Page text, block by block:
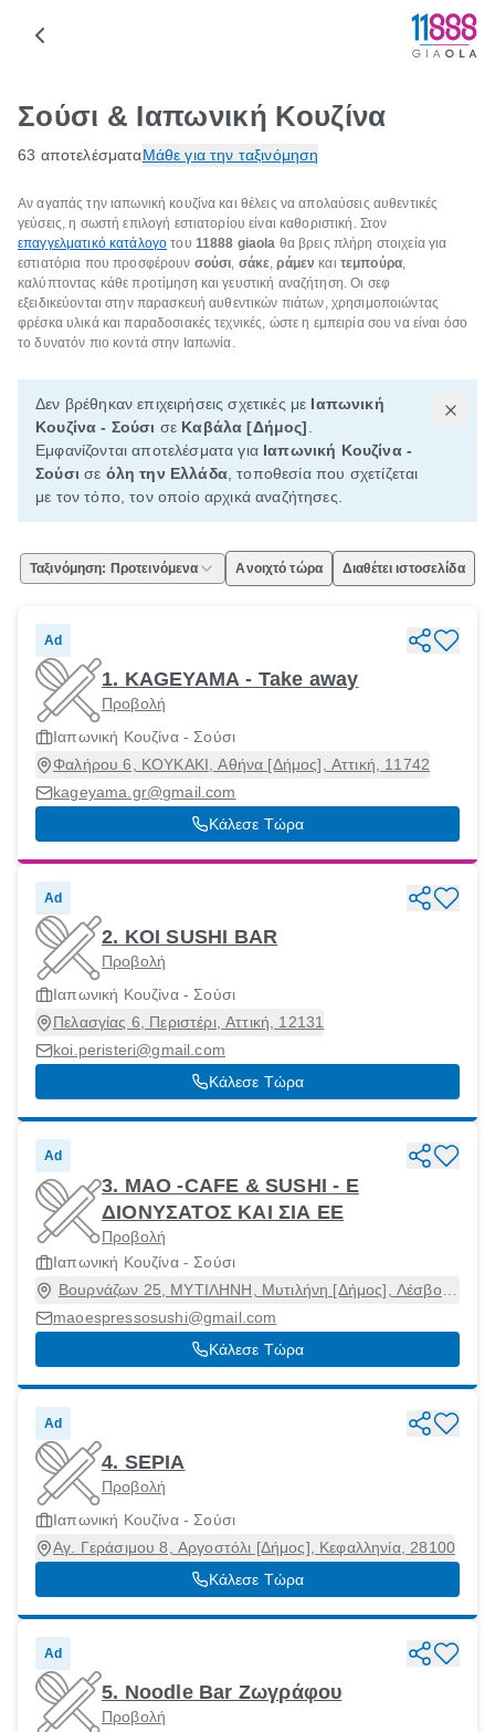
Σούσι & Ιαπωνική Κουζίνα
63 αποτελέσματαΜάθε για την ταξινόμηση
Αν αγαπάς την ιαπωνική κουζίνα και θέλεις να απολαύσεις αυθεντικές
γεύσεις, η σωστή επιλογή εστιατορίου είναι καθοριστική. Στον
επαγγελματικό κατάλογο του 11888 giaola θα βρεις πλήρη στοιχεία για
εστιατόρια που προσφέρουν σούσι, σάκε,ράμεν και τεμπούρα,
καλύπτοντας κάθε προτίμηση και γευστική αναζήτηση. Οι σεφ
εξειδικεύονται στην παρασκευή αυθεντικών πιάτων, χρησιμοποιώντας
φρέσκα υλικά και παραδοσιακές τεχνικές, ώστε η εμπειρία σου να είναι όσο
το δυνατόν πιο κοντά στην Ιαπωνία.
Δεν βρέθηκαν επιχειρήσεις σχετικές με Ιαπωνική
Κουζίνα - Σούσι σε Καβάλα [Δήμος]
Εμφανίζονται αποτελέσματα για Ιαπωνική Κουζίνα -
Σούσι σε όλη την Ελλάδα, τοποθεσία που σχετίζεται
με τον τόπο, τον οποίο αρχικά αναζήτησες.
Ταξινόμηση: Προτεινόμενα Ανοιχτό τώρα Διαθέτει ιστοσελίδα
Ad
1. KAGEYAMA - Take away
Προβολή
Ιαπωνική Κουζίνα - Σούσι
Φαλήρου 6, ΚΟΥΚΑΚΙ, Αθήνα [Δήμος], Αττική, 11742
kageyama.gr@gmail.com
Κάλεσε Τώρα
Ad
2. KOI SUSHI BAR
Προβολή
Ιαπωνική Κουζίνα - Σούσι
Πελασγίας 6, Περιστέρι, Αττική, 12131
koi.peristeri@gmail.com
Κάλεσε Τώρα
Ad
3. MAO -CAFE & SUSHI - Ε
ΔΙΟΝΥΣΑΤΟΣ ΚΑΙ ΣΙΑ ΕΕ
Προβολή
Ιαπωνική Κουζίνα - Σούσι
Βουρνάζων 25, ΜΥΤΙΛΗΝΗ, Μυτιλήνη [Δήμος], Λέσβος,
81100
maoespressosushi@gmail.com
Κάλεσε Τώρα
Ad
4. SEPIA
Προβολή
Ιαπωνική Κουζίνα - Σούσι
Αγ. Γεράσιμου 8, Αργοστόλι [Δήμος], Κεφαλληνία, 28100
Κάλεσε Τώρα
Ad
5. Noodle Bar Ζωγράφου
Προβολή